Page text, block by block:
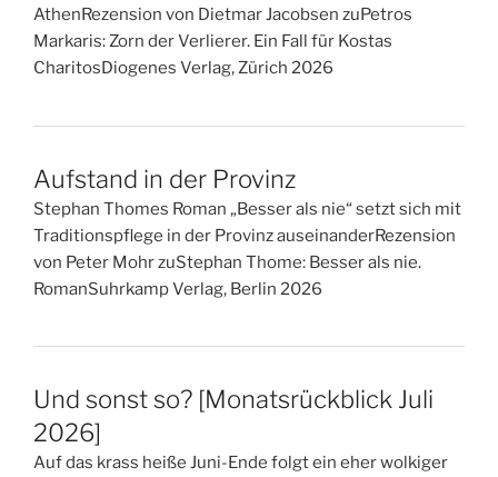
AthenRezension von Dietmar Jacobsen zuPetros
Markaris: Zorn der Verlierer. Ein Fall für Kostas
CharitosDiogenes Verlag, Zürich 2026
Aufstand in der Provinz
Stephan Thomes Roman „Besser als nie“ setzt sich mit
Traditionspflege in der Provinz auseinanderRezension
von Peter Mohr zuStephan Thome: Besser als nie.
RomanSuhrkamp Verlag, Berlin 2026
Und sonst so? [Monatsrückblick Juli
2026]
Auf das krass heiße Juni-Ende folgt ein eher wolkiger